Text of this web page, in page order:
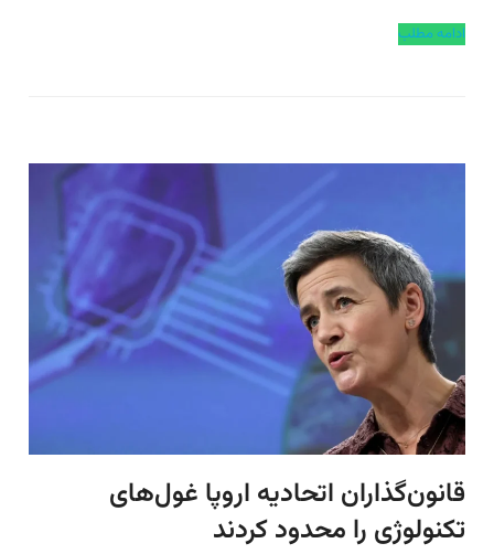
ادامه مطلب
قانون‌گذاران اتحادیه اروپا غول‌های
تکنولوژی را محدود کردند